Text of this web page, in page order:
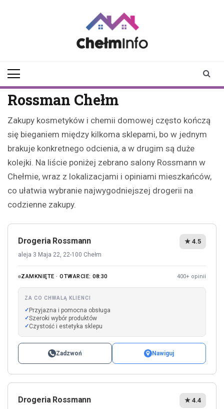
Rossman Chełm
Zakupy kosmetyków i chemii domowej często kończą
się bieganiem między kilkoma sklepami, bo w jednym
brakuje konkretnego odcienia, a w drugim są duże
kolejki. Na liście poniżej zebrano salony Rossmann w
Chełmie, wraz z lokalizacjami i opiniami mieszkańców,
co ułatwia wybranie najwygodniejszej drogerii na
codzienne zakupy.
Drogeria Rossmann
aleja 3 Maja 22, 22-100 Chełm
★ 4.5
ZAMKNIĘTE · OTWARCIE: 08:30 400+ opinii
ZA CO CHWALĄ KLIENCI
Przyjazna i pomocna obsługa
Szeroki wybór produktów
Czystość i estetyka sklepu
Zadzwoń Nawiguj
Drogeria Rossmann ★ 4.4